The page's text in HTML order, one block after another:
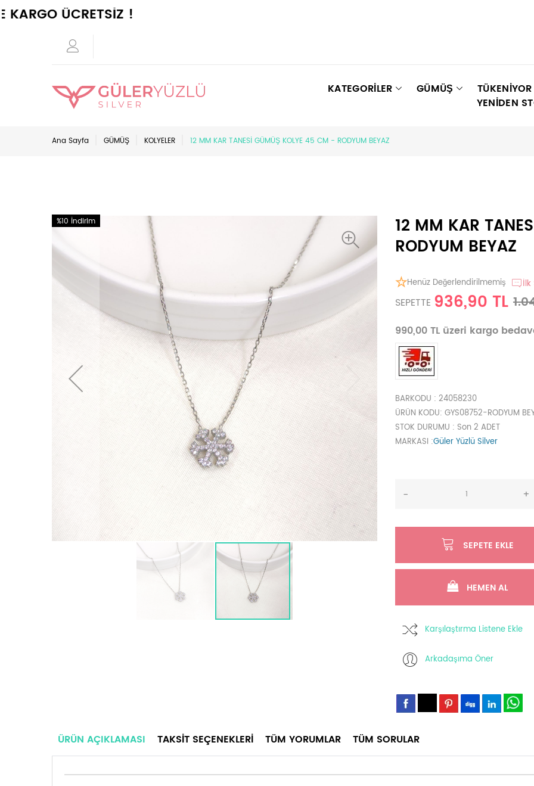
ÜCRETSİZ !
KATEGORİLER GÜMÜŞ
TÜKENIYOR
YENIDEN
Ana Sayfa GÜMÜŞ KOLYELER 12 MM KAR TANESİ GÜMÜŞ KOLYE 45 CM - RODYUM BEYAZ
12 MM KAR
RODYUM BEYAZ
Henüz Değerlendirilmemiş İlk
SEPETTE 936,90 TL
990,00 TL üzeri kargo
BARKODU : 24058230
ÜRÜN KODU: GYS08752-RODYUM
STOK DURUMU : Son 2 ADET
MARKASI :Güler Yüzlü Silver
- +
SEPETE EKLE
HEMEN AL
Karşılaştırma Listene Ekle
Arkadaşıma Öner
%10 İndirim
ÜRÜN AÇIKLAMASI TAKSIT SEÇENEKLERI TÜM YORUMLAR TÜM SORULAR